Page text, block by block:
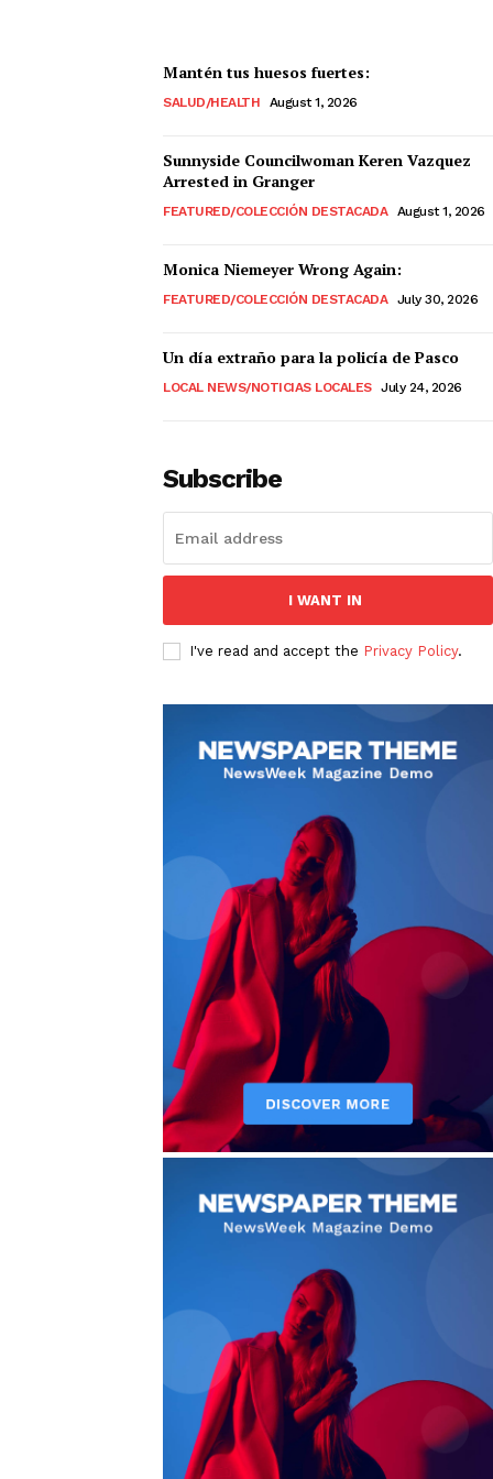
Mantén tus huesos fuertes:
SALUD/HEALTH August 1, 2026
Sunnyside Councilwoman Keren Vazquez
Arrested in Granger
FEATURED/COLECCIÓN DESTACADA August 1, 2026
Monica Niemeyer Wrong Again:
FEATURED/COLECCIÓN DESTACADA July 30, 2026
Un día extraño para la policía de Pasco
LOCAL NEWS/NOTICIAS LOCALES July 24, 2026
Subscribe
I WANT IN
I've read and accept the Privacy Policy.